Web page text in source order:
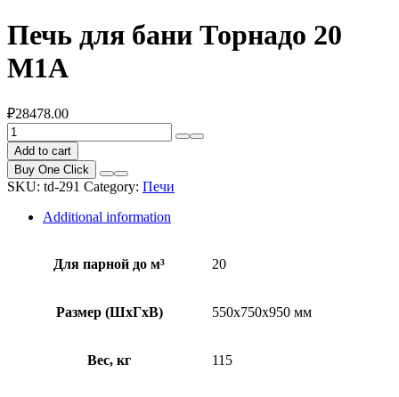
Печь для бани Торнадо 20
М1А
₽28478.00
Печь
для
бани
Торнадо
20
quantity
Add to cart
Buy One Click
SKU: td-291 Category: Печи
Additional information
Для парной до м³ 20
Размер (ШхГхВ) 550х750х950 мм
Вес, кг 115